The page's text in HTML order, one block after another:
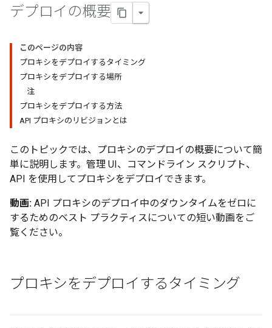
デプロイの概要
このページの内容
プロキシをデプロイするタイミング
プロキシをデプロイする場所
注
プロキシをデプロイする方法
API プロキシのリビジョンとは
このトピックでは、プロキシのデプロイの概要について簡
単に説明します。管理 UI、コマンドライン スクリプト、
API を使用してプロキシをデプロイできます。
動画: API プロキシのデプロイ中のダウンタイムをゼロに
するためのベスト プラクティスについての短い動画をご
覧ください。
プロキシをデプロイするタイミング